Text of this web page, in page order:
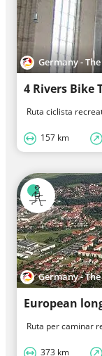
Germany -
4 Rivers Bike
Ruta ciclista
157 km
Germany -
European
Ruta per caminar
373 km